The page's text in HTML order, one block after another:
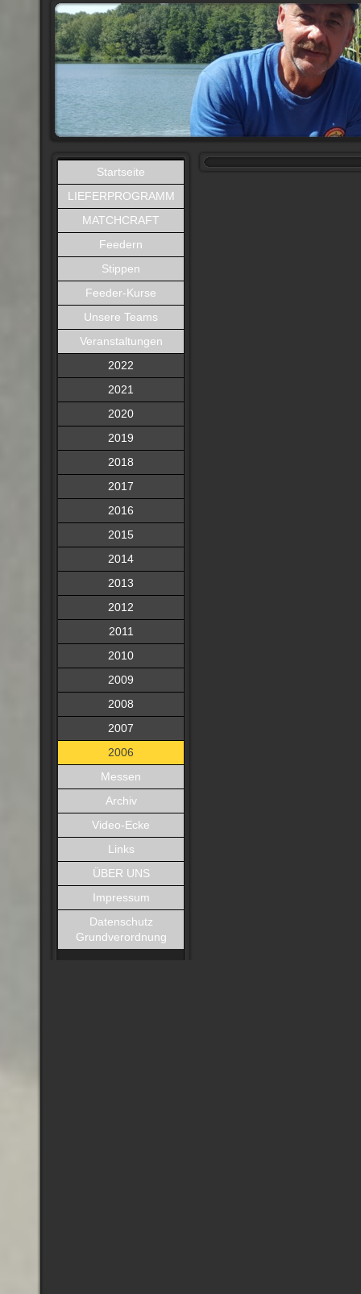
Startseite
LIEFERPROGRAMM
MATCHCRAFT
Feedern
Stippen
Feeder-Kurse
Unsere Teams
Veranstaltungen
2022
2021
2020
2019
2018
2017
2016
2015
2014
2013
2012
2011
2010
2009
2008
2007
2006
Messen
Archiv
Video-Ecke
Links
ÜBER UNS
Impressum
Datenschutz
Grundverordnung